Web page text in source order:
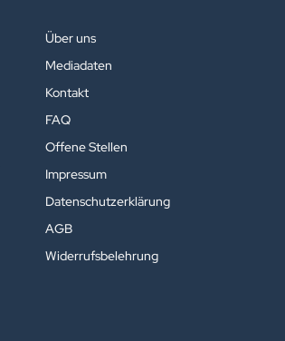
Über uns
Mediadaten
Kontakt
FAQ
Offene Stellen
Impressum
Datenschutzerklärung
AGB
Widerrufsbelehrung